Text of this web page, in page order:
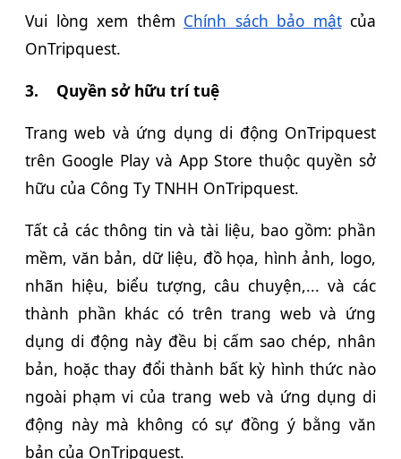
Vui lòng xem thêm Chính sách bảo mậtcủa
OnTripquest.
3.
Quyền sở hữu trí tuệ
Trang web và ứng dụng di động OnTripquest
trên Google Play và App Store thuộc quyền sở
hữu của Công Ty TNHH OnTripquest.
Tất cả các thông tin và tài liệu, bao gồm: phần
mềm, văn bản, dữ liệu, đồ họa, hình ảnh, logo,
nhãn hiệu, biểu tượng, câu chuyện,... và các
thành phần khác có trên trang web và ứng
dụng di động này đều bị cấm sao chép, nhân
bản, hoặc thay đổi thành bất kỳ hình thức nào
ngoài phạm vi của trang web và ứng dụng di
động này mà không có sự đồng ý bằng văn
bản của OnTripquest.